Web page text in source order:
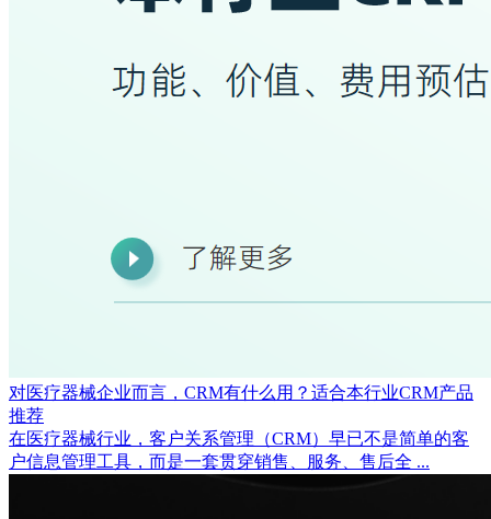
对医疗器械企业而言，CRM有什么用？适合本行业CRM产品
推荐
在医疗器械行业，客户关系管理（CRM）早已不是简单的客
户信息管理工具，而是一套贯穿销售、服务、售后全 ...